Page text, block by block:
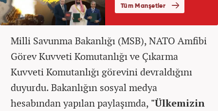
Milli Savunma Bakanlığı (MSB), NATO Amfibi
Görev Kuvveti Komutanlığı ve Çıkarma
Kuvveti Komutanlığı görevini devraldığını
duyurdu. Bakanlığın sosyal medya
hesabından yapılan paylaşımda, "Ülkemizin